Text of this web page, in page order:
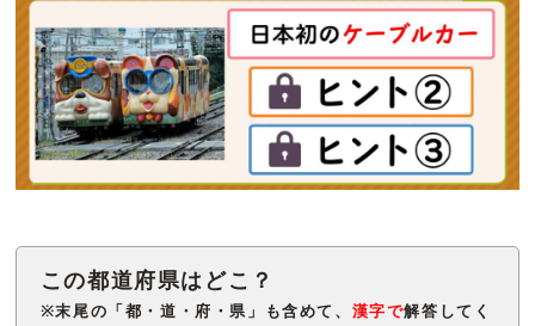
※末尾の「都・道・府・県」も含めて、 漢字で解答してく